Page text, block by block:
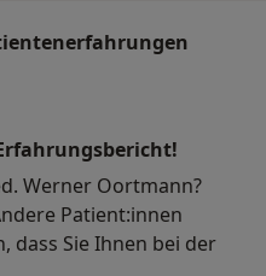
Werner Oortmann?
Patient:innen
dass Sie Ihnen bei der